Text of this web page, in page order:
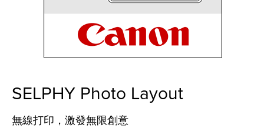
SELPHY Photo Layout
無線打印，激發無限創意